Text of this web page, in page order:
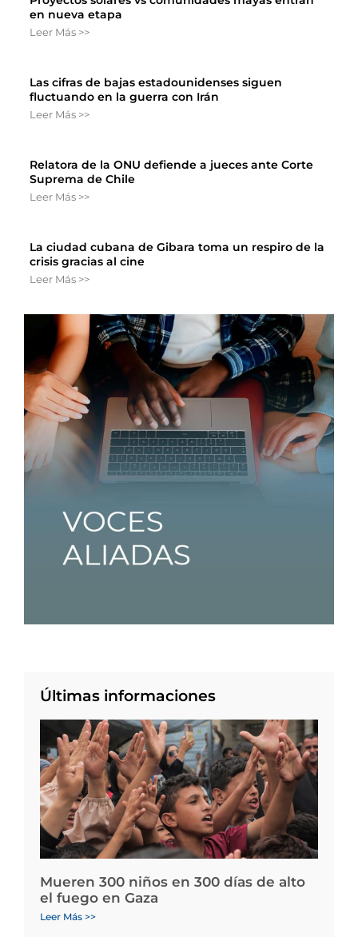
en nueva etapa
Leer Más >>
Las cifras de bajas estadounidenses siguen
fluctuando en la guerra con Irán
Leer Más >>
Relatora de la ONU defiende a jueces ante Corte
Suprema de Chile
Leer Más >>
La ciudad cubana de Gibara toma un respiro de la
crisis gracias al cine
Leer Más >>
Últimas informaciones
Mueren 300 niños en 300 días de alto
el fuego en Gaza
Leer Más >>